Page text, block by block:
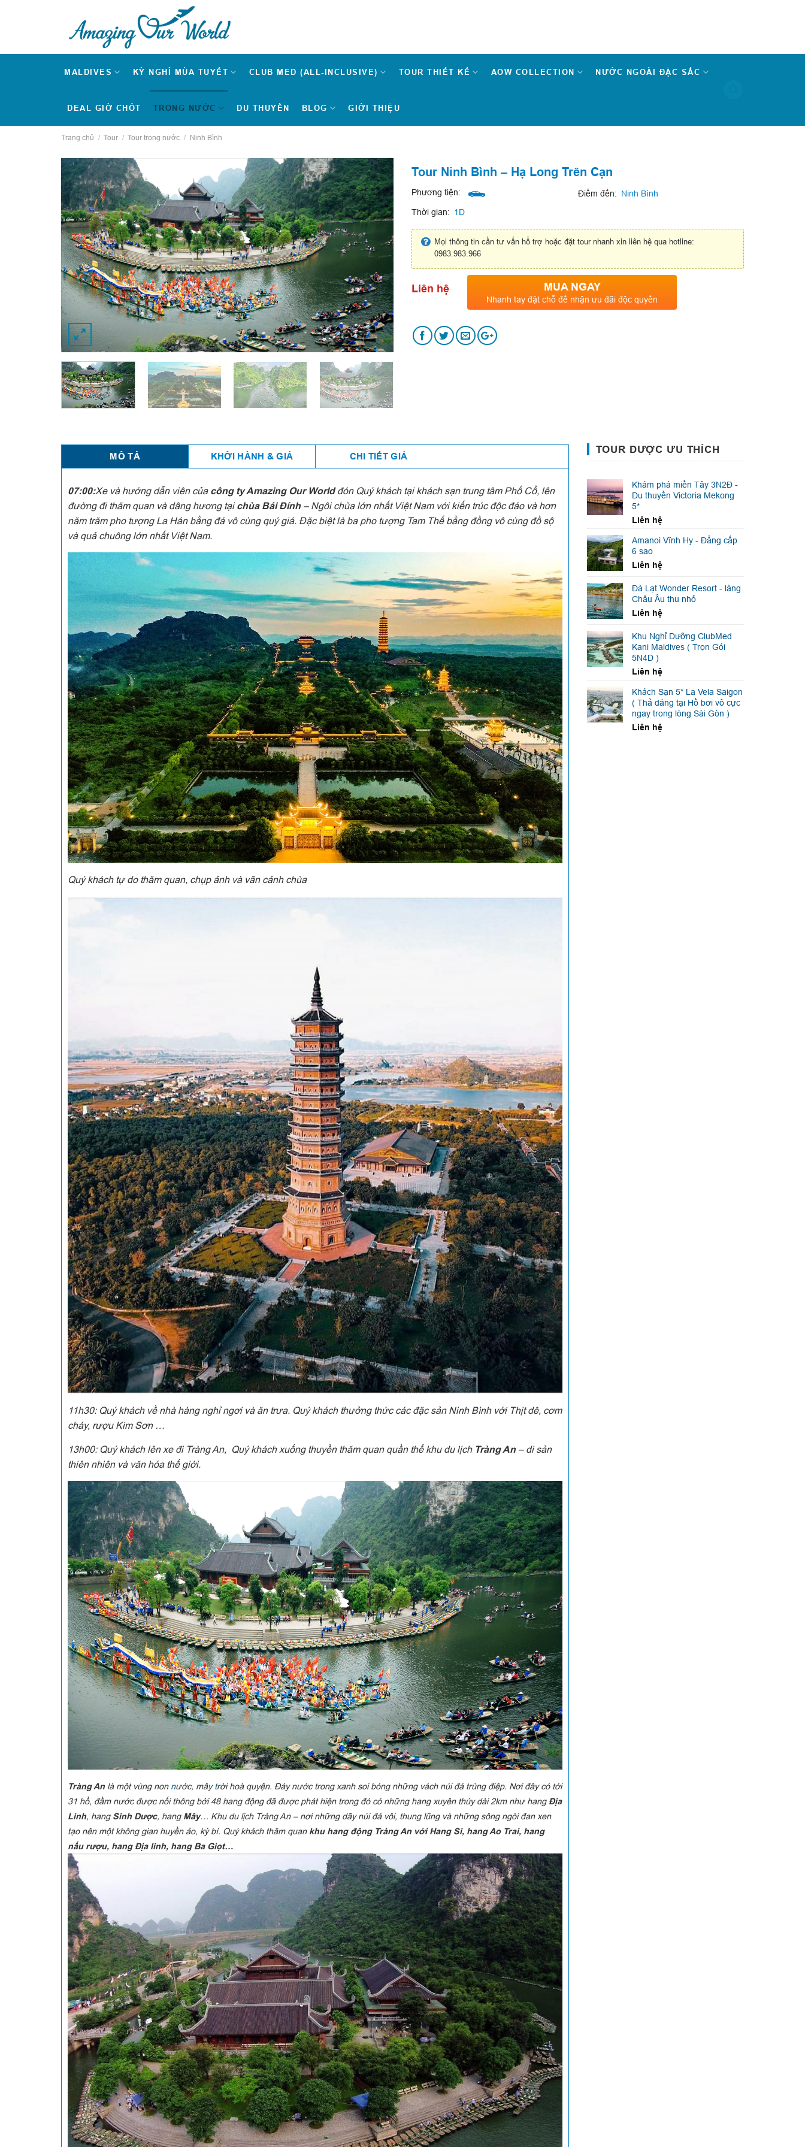
MALDIVES KỲ NGHỈ MÙA TUYẾT CLUB MED (ALL-INCLUSIVE) TOUR THIẾT KẾ AOW COLLECTION NƯỚC NGOÀI ĐẶC SẮC
DEAL GIỜ CHÓT TRONG NƯỚC DU THUYỀN BLOG GIỚI THIỆU
Trang chủ / Tour / Tour trong nước / Ninh Bình
Tour Ninh Bình – Hạ Long Trên Cạn
Phương tiện: Điểm đến: Ninh Bình
Thời gian: 1D
Mọi thông tin cần tư vấn hổ trợ hoặc đặt tour nhanh xin liên hệ qua hotline:
0983.983.966
Liên hệ MUA NGAY
Nhanh tay đặt chỗ để nhận ưu đãi độc quyền
MÔ TẢ KHỞI HÀNH & GIÁ CHI TIẾT GIÁ
07:00:Xe và hướng dẫn viên của công ty Amazing Our Worldđón Quý khách tại khách sạn trung tâm Phố Cổ, lên
đường đi thăm quan và dâng hương tạichùa Bái Đính – Ngôi chùa lớn nhất Việt Nam với kiến trúc độc đáo và hơn
năm trăm pho tượng La Hán bằng đá vô cùng quý giá. Đặc biệt là ba pho tượng Tam Thế bằng đồng vô cùng đồ sộ
và quả chuông lớn nhất Việt Nam.
Quý khách tự do thăm quan, chụp ảnh và vãn cảnh chùa
11h30: Quý khách về nhà hàng nghỉ ngơi và ăn trưa. Quý khách thưởng thức các đặc sản Ninh Bình với Thịt dê, cơm
cháy, rượu Kim Sơn …
13h00: Quý khách lên xe đi Tràng An, Quý khách xuống thuyền thăm quan quần thể khu du lịch Tràng An– di sản
thiên nhiên và văn hóa thế giới.
Tràng An là một vùng non nước, mâytrời hoà quyện. Đáy nước trong xanh soi bóng những vách núi đá trùng điệp. Nơi đây có tới
31 hồ, đầm nước được nối thông bởi 48 hang động đã được phát hiện trong đó có những hang xuyên thủy dài 2km như hang Địa
Linh, hang Sinh Dược, hang Mây… Khu du lịch Tràng An – nơi những dãy núi đá vôi, thung lũng và những sông ngòi đan xen
tạo nên một không gian huyền ảo, kỳ bí. Quý khách thăm quan khu hang động Tràng An với Hang Si, hang Ao Trai, hang
nấu rượu, hang Địa linh, hang Ba Giọt…
TOUR ĐƯỢC ƯU THÍCH
Khám phá miền Tây 3N2Đ -
Du thuyền Victoria Mekong
5*
Liên hệ
Amanoi Vĩnh Hy - Đẳng cấp
6 sao
Liên hệ
Đà Lạt Wonder Resort - làng
Châu Âu thu nhỏ
Liên hệ
Khu Nghỉ Dưỡng ClubMed
Kani Maldives ( Trọn Gói
5N4D )
Liên hệ
Khách Sạn 5* La Vela Saigon
( Thả dáng tại Hồ bơi vô cực
ngay trong lòng Sài Gòn )
Liên hệ